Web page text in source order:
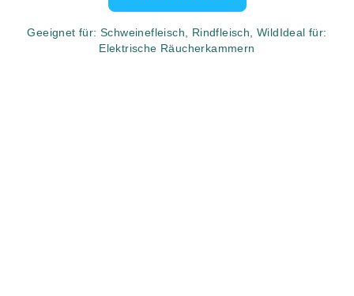
Geeignet für: Schweinefleisch, Rindfleisch, WildIdeal für:
Elektrische Räucherkammern